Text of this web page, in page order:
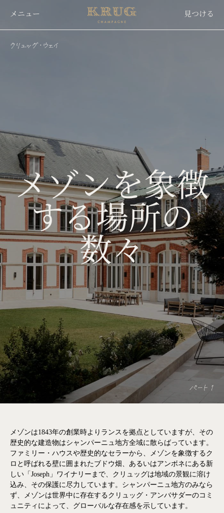
メニュー 見つける
クリュッグ・ウェイ
メゾンを象徴
する場所の
数々
パート 1
メゾンは1843年の創業時よりランスを拠点としていますが、その
歴史的な建造物はシャンパーニュ地方全域に散らばっています。
ファミリー・ハウスや歴史的なセラーから、メゾンを象徴するク
ロと呼ばれる壁に囲まれたブドウ畑、あるいはアンボネにある新
しい「Joseph」ワイナリーまで、クリュッグは地域の景観に溶け
込み、その保護に尽力しています。シャンパーニュ地方のみなら
ず、メゾンは世界中に存在するクリュッグ・アンバサダーのコミ
ュニティによって、グローバルな存在感を示しています。